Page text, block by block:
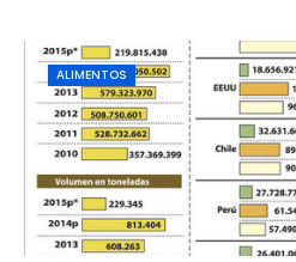
ALIMENTOS